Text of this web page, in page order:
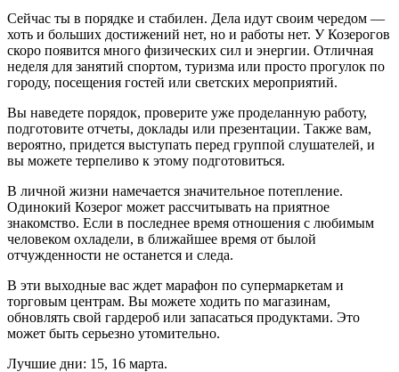
Сейчас ты в порядке и стабилен. Дела идут своим чередом —
хоть и больших достижений нет, но и работы нет. У Козерогов
скоро появится много физических сил и энергии. Отличная
неделя для занятий спортом, туризма или просто прогулок по
городу, посещения гостей или светских мероприятий.
Вы наведете порядок, проверите уже проделанную работу,
подготовите отчеты, доклады или презентации. Также вам,
вероятно, придется выступать перед группой слушателей, и
вы можете терпеливо к этому подготовиться.
В личной жизни намечается значительное потепление.
Одинокий Козерог может рассчитывать на приятное
знакомство. Если в последнее время отношения с любимым
человеком охладели, в ближайшее время от былой
отчужденности не останется и следа.
В эти выходные вас ждет марафон по супермаркетам и
торговым центрам. Вы можете ходить по магазинам,
обновлять свой гардероб или запасаться продуктами. Это
может быть серьезно утомительно.
Лучшие дни: 15, 16 марта.